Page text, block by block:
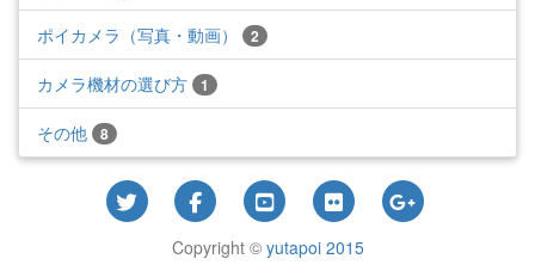
ポイカメラ（写真・動画） 2
カメラ機材の選び方 1
その他 8
Copyright © yutapoi 2015